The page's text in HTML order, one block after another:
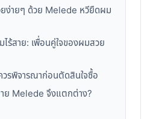
ง่ายๆ ด้วย Melede หวียืดผม
ร้สาย: เพื่อนคู่ใจของผมสวย
รพิจารณาก่อนตัดสินใจซื้อ
ย Melede จึงแตกต่าง?